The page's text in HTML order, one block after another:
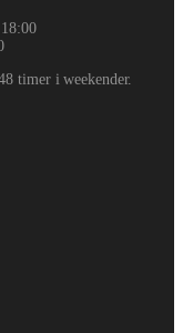
timer i weekender.